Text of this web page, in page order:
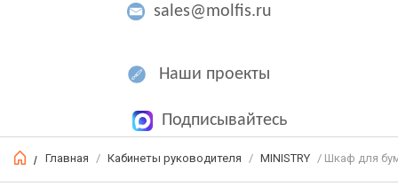
sales@molfis.ru
Наши проекты
Подписывайтесь
/ Главная / Кабинеты руководителя / MINISTRY / Шкаф для